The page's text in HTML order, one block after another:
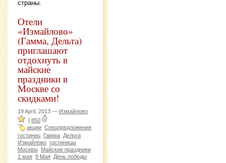
страны.
Отели
«Измайлово»
(Гамма, Дельта)
приглашают
отдохнуть в
майские
праздники в
Москве со
скидками!
19 April, 2013 — Измайлово
| 850
акции Спецпредложения
гостиниц Гамма Дельта
Измайлово гостиницы
Москвы
Майские праздники
1 мая 9 Мая День победы